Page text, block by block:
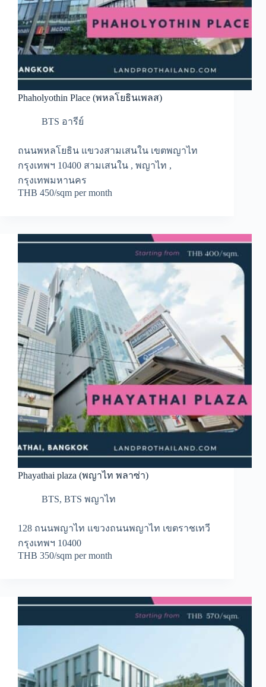
Phaholyothin Place (พหลโยธินเพลส)
BTS อารีย์
ถนนพหลโยธิน แขวงสามเสนใน เขตพญาไท
กรุงเทพฯ 10400 สามเสนใน , พญาไท ,
กรุงเทพมหานคร
THB 450/sqm per month
Phayathai plaza (พญาไท พลาซ่า)
BTS, BTS พญาไท
128 ถนนพญาไท แขวงถนนพญาไท เขตราชเทวี
กรุงเทพฯ 10400
THB 350/sqm per month